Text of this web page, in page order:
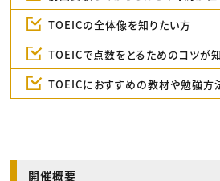
TOEICの全体像を知りたい方
TOEICで点数をとるためのコツが
TOEICにおすすめの教材や勉強方
開催概要